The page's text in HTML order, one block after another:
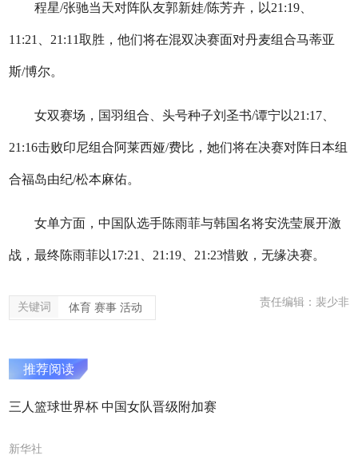
程星/张驰当天对阵队友郭新娃/陈芳卉，以21:19、
11:21、21:11取胜，他们将在混双决赛面对丹麦组合马蒂亚
斯/博尔。
女双赛场，国羽组合、头号种子刘圣书/谭宁以21:17、
21:16击败印尼组合阿莱西娅/费比，她们将在决赛对阵日本组
合福岛由纪/松本麻佑。
女单方面，中国队选手陈雨菲与韩国名将安洗莹展开激
战，最终陈雨菲以17:21、21:19、21:23惜败，无缘决赛。
关键词 体育 赛事 活动 责任编辑：裴少非
推荐阅读
三人篮球世界杯 中国女队晋级附加赛
新华社